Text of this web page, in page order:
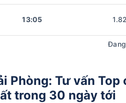
13:05
Phòng: Tư vấn Top
trong 30 ngày tới